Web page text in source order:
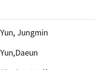
Yun, Jungmin
Yun,Daeun